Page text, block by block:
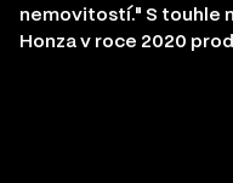
nemovitostí." S touhle
Honza v roce 2020